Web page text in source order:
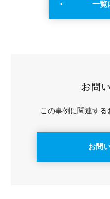
一覧
お問
この事例に関連す
お問